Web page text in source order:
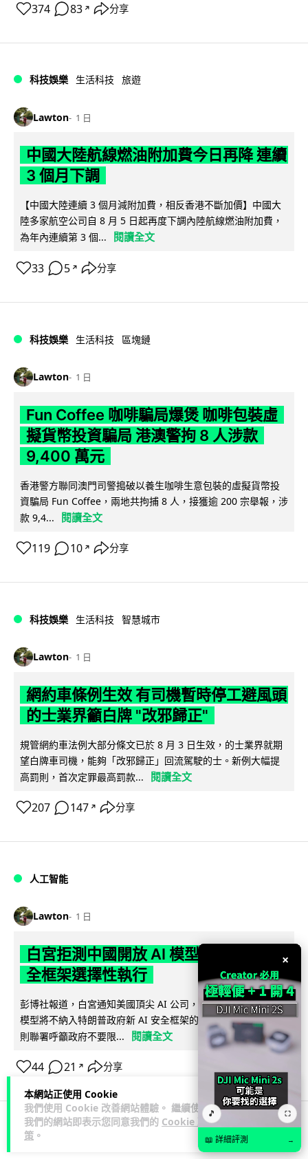
本網站正使用 Cookie
我們使用 Cookie 改善網站體驗。 繼續使用
我們的網站即表示您同意我們的 Cookie 政
策 。
374 83 ↗ 分享
科技娛樂 生活科技 旅遊
Lawton 1 日
中國大陸航線燃油附加費今日再降 連續
3 個月下調
【中國大陸連續 3 個月減附加費，相反香港不斷加價】中國大
陸多家航空公司自 8 月 5 日起再度下調內陸航線燃油附加費，
為年內連續第 3 個...
閱讀全文
33 5 ↗ 分享
科技娛樂 生活科技 區塊鏈
Lawton 1 日
Fun Coffee 咖啡騙局爆煲 咖啡包裝虛
擬貨幣投資騙局 港澳警拘 8 人涉款
9,400 萬元
香港警方聯同澳門司警搗破以養生咖啡生意包裝的虛擬貨幣投
資騙局 Fun Coffee，兩地共拘捕 8 人，接獲逾 200 宗舉報，涉
款 9,4...
閱讀全文
119 10 ↗ 分享
科技娛樂 生活科技 智慧城市
Lawton 1 日
網約車條例生效 有司機暫時停工避風頭
的士業界籲白牌 "改邪歸正"
規管網約車法例大部分條文已於 8 月 3 日生效，的士業界就期
望白牌車司機，能夠「改邪歸正」回流駕駛的士。新例大幅提
高罰則，首次定罪最高罰款...
閱讀全文
207 147 ↗ 分享
人工智能
Lawton 1 日
白宮拒測中國開放 AI 模型 業界質疑安
全框架選擇性執行
彭博社報道，白宮通知美國頂尖 AI 公司，中國開發的開放權重
模型將不納入特朗普政府新 AI 安全框架的測試範圍。美國業界
則聯署呼籲政府不要限...
閱讀全文
44 21 ↗ 分享
人工智能
×
🎵 ⛶
📖 詳細評測 →